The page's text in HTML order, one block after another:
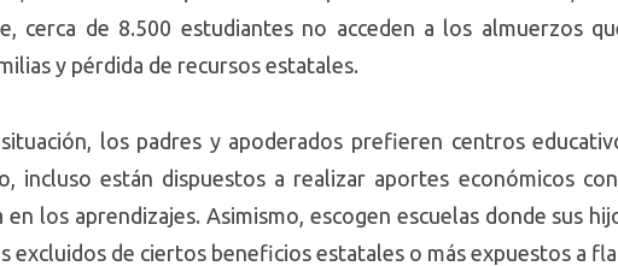
cerca de 8.500 estudiantes no acceden a los almuerzos
y pérdida de recursos estatales.
los padres y apoderados prefieren centros
incluso están dispuestos a realizar aportes económicos
en los aprendizajes. Asimismo, escogen escuelas donde sus
excluidos de ciertos beneficios estatales o más expuestos a